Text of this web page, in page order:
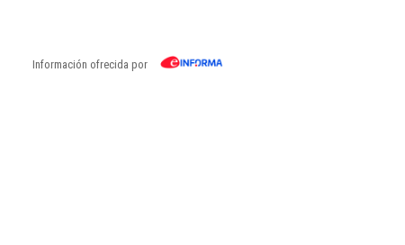
Información ofrecida por